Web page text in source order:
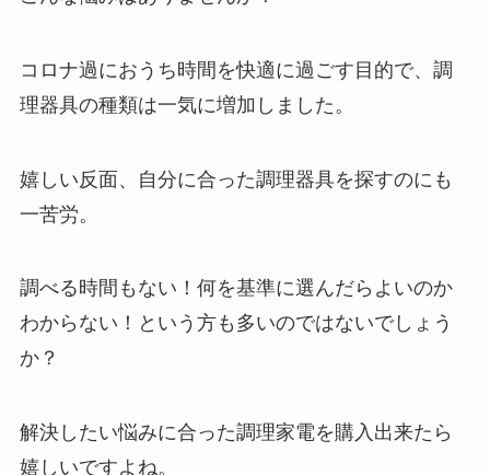
コロナ過におうち時間を快適に過ごす目的で、調
理器具の種類は一気に増加しました。
嬉しい反面、自分に合った調理器具を探すのにも
一苦労。
調べる時間もない！何を基準に選んだらよいのか
わからない！という方も多いのではないでしょう
か？
解決したい悩みに合った調理家電を購入出来たら
嬉しいですよね。